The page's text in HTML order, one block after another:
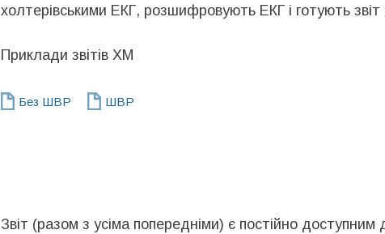
холтерівськими ЕКГ, розшифровують ЕКГ і готують
Приклади звітів ХМ
Без ШВР ШВР
Звіт (разом з усіма попередніми) є постійно